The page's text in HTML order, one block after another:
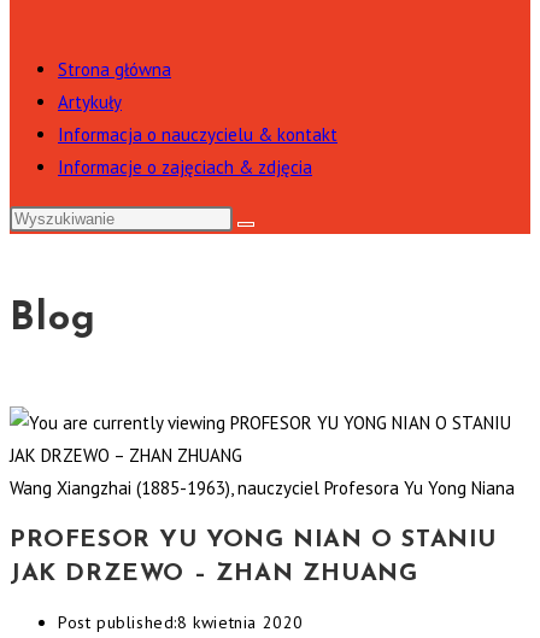
Strona główna
Artykuły
Informacja o nauczycielu & kontakt
Informacje o zajęciach & zdjęcia
Blog
Wang Xiangzhai (1885-1963), nauczyciel Profesora Yu Yong Niana
PROFESOR YU YONG NIAN O STANIU
JAK DRZEWO – ZHAN ZHUANG
Post published:8 kwietnia 2020